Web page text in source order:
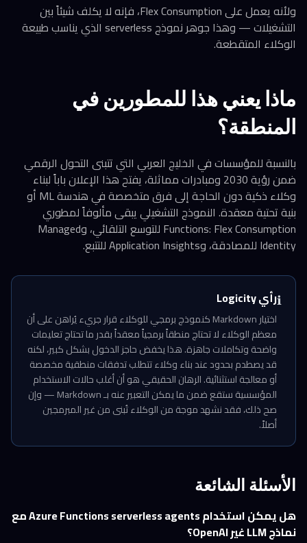
ولأنه يعمل على Flex Consumption، فإنه لا يكلف شيئاً بين
التشغيلات — وهذا جوهر نموذج serverless الذي يناسب طبيعة
الوكلاء المتقطعة.
ماذا يعني هذا للمطورين في
المنطقة؟
بالنسبة للمؤسسات في الخليج العربي التي تتبنى التحول الرقمي
ضمن رؤية 2030 ومبادرات مماثلة، يفتح هذا الإعلان باباً لبناء
وكلاء ذكية دون الحاجة إلى فرق متخصصة في هندسة ML أو
بنية تحتية معقدة. النموذج التشغيلي يبقى مألوفاً لمطوري
Functions: Flex Consumption للتوسع التلقائي، وManaged
Identity للمصادقة، وApplication Insights للتتبع.
ℹ️رأي Logicity
اختيار Markdown كنموذج برمجي للوكلاء قرار جريء يُراهن على أن
معظم الوكلاء لا تحتاج منطقاً برمجياً معقداً بقدر ما تحتاج تعليمات
واضحة وتكاملات جاهزة. هذا يخفض حاجز الدخول بشكل كبير، لكنه
قد يصطدم بحدود عند بناء وكلاء تتطلب تدفقات منطقية مخصصة
أو معالجة استثنائية. الرهان الحقيقي هو أن أغلب حالات الاستخدام
المؤسسية ستقع ضمن ما يمكن التعبير عنه بـ Markdown — وإن
صح ذلك، فقد نشهد موجة من الوكلاء تُبنى من غير المبرمجين
أصلاً.
الأسئلة الشائعة
هل يمكن استخدام Azure Functions serverless agents مع
نماذج LLM غير OpenAI؟